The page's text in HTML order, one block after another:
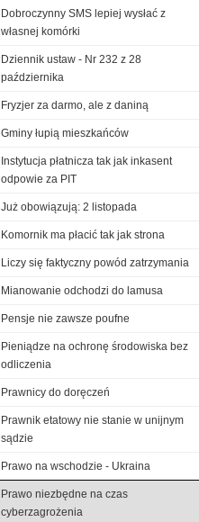
Dobroczynny SMS lepiej wysłać z
własnej komórki
Dziennik ustaw - Nr 232 z 28
października
Fryzjer za darmo, ale z daniną
Gminy łupią mieszkańców
Instytucja płatnicza tak jak inkasent
odpowie za PIT
Już obowiązują: 2 listopada
Komornik ma płacić tak jak strona
Liczy się faktyczny powód zatrzymania
Mianowanie odchodzi do lamusa
Pensje nie zawsze poufne
Pieniądze na ochronę środowiska bez
odliczenia
Prawnicy do doręczeń
Prawnik etatowy nie stanie w unijnym
sądzie
Prawo na wschodzie - Ukraina
Prawo niezbędne na czas
cyberzagrożenia